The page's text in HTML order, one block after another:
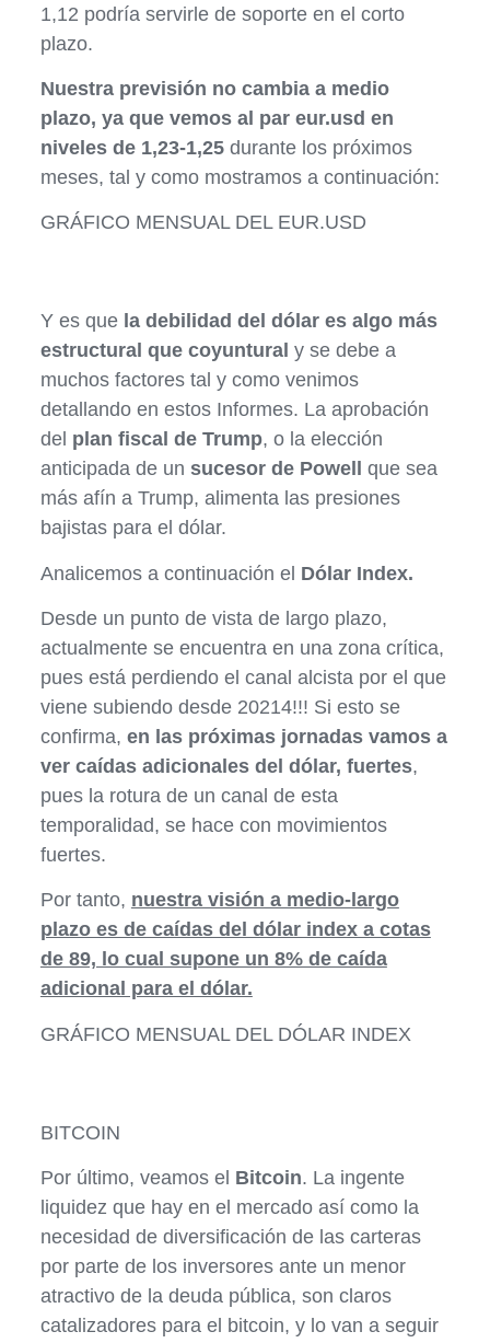
1,12 podría servirle de soporte en el corto
plazo.
Nuestra previsión no cambia a medio
plazo, ya que vemos al par eur.usd en
niveles de 1,23-1,25 durante los próximos
meses, tal y como mostramos a continuación:
GRÁFICO MENSUAL DEL EUR.USD
Y es que la debilidad del dólar es algo más
estructural que coyuntural y se debe a
muchos factores tal y como venimos
detallando en estos Informes. La aprobación
del plan fiscal de Trump, o la elección
anticipada de un sucesor de Powell
que sea
más afín a Trump, alimenta las presiones
bajistas para el dólar.
Analicemos a continuación el Dólar Index.
Desde un punto de vista de largo plazo,
actualmente se encuentra en una zona crítica,
pues está perdiendo el canal alcista por el que
viene subiendo desde 20214!!! Si esto se
confirma, en las próximas jornadas vamos a
ver caídas adicionales del dólar, fuertes,
pues la rotura de un canal de esta
temporalidad, se hace con movimientos
fuertes.
Por tanto, nuestra visión a medio-largo
plazo es de caídas del dólar index a cotas
de 89, lo cual supone un 8% de caída
adicional para el dólar.
GRÁFICO MENSUAL DEL DÓLAR INDEX
BITCOIN
Por último, veamos el Bitcoin. La ingente
liquidez que hay en el mercado así como la
necesidad de diversificación de las carteras
por parte de los inversores ante un menor
atractivo de la deuda pública, son claros
catalizadores para el bitcoin, y lo van a seguir